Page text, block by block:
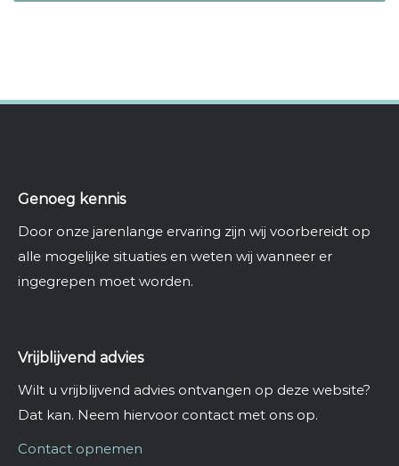
Genoeg kennis
Door onze jarenlange ervaring zijn wij voorbereidt op
alle mogelijke situaties en weten wij wanneer er
ingegrepen moet worden.
Vrijblijvend advies
Wilt u vrijblijvend advies ontvangen op deze website?
Dat kan. Neem hiervoor contact met ons op.
Contact opnemen